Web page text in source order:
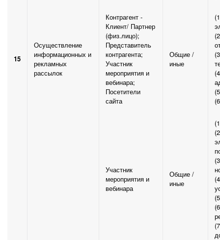
15
Осуществление
информационных и
рекламных
рассылок
Контрагент -
Клиент/ Партнер
(физ.лицо);
Представитель
контрагента;
Участник
мероприятия и
вебинара;
Посетители
сайта
Общие /
иные
Участник
мероприятия и
вебинара
Общие /
иные